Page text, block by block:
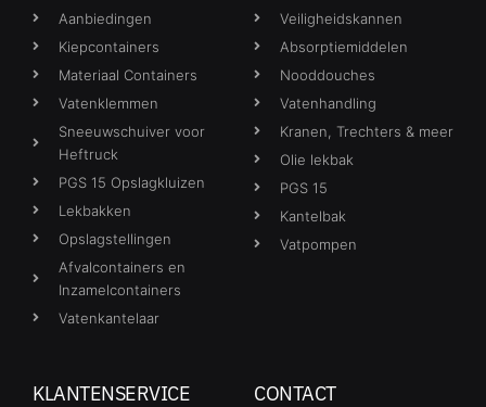
Aanbiedingen
Kiepcontainers
Materiaal Containers
Vatenklemmen
Sneeuwschuiver voor
Heftruck
PGS 15 Opslagkluizen
Lekbakken
Opslagstellingen
Afvalcontainers en
Inzamelcontainers
Vatenkantelaar
Veiligheidskannen
Absorptiemiddelen
Nooddouches
Vatenhandling
Kranen, Trechters & meer
Olie lekbak
PGS 15
Kantelbak
Vatpompen
KLANTENSERVICE CONTACT